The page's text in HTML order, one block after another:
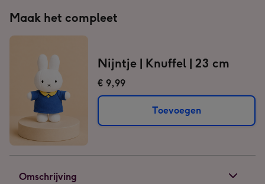
Maak het compleet
Nijntje | Knuffel | 23 cm
€ 9,99
Toevoegen
Omschrijving